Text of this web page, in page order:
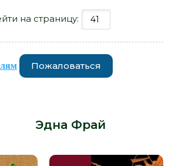
на страницу:
Пожаловаться
Эдна Фрай